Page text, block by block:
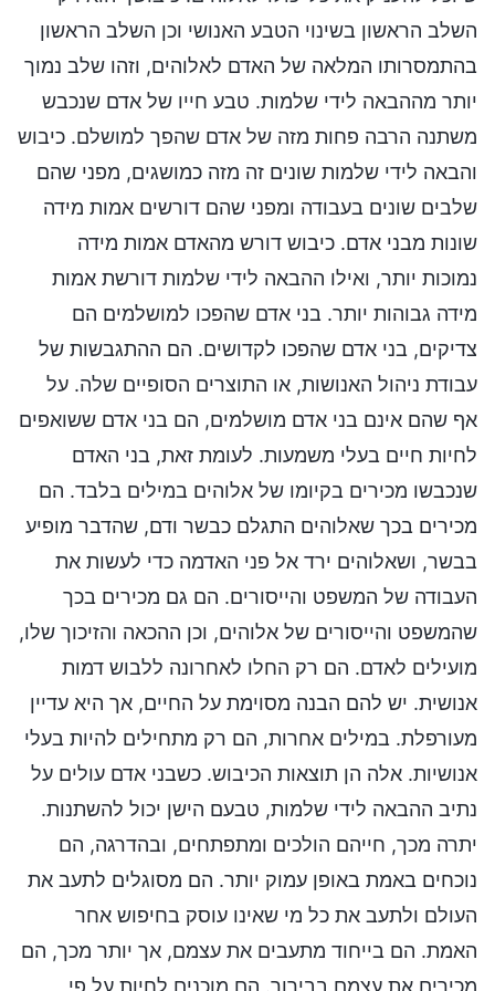
השלב הראשון בשינוי הטבע האנושי וכן השלב הראשון
בהתמסרותו המלאה של האדם לאלוהים, וזהו שלב נמוך
יותר מההבאה לידי שלמות. טבע חייו של אדם שנכבש
משתנה הרבה פחות מזה של אדם שהפך למושלם. כיבוש
והבאה לידי שלמות שונים זה מזה כמושגים, מפני שהם
שלבים שונים בעבודה ומפני שהם דורשים אמות מידה
שונות מבני אדם. כיבוש דורש מהאדם אמות מידה
נמוכות יותר, ואילו ההבאה לידי שלמות דורשת אמות
מידה גבוהות יותר. בני אדם שהפכו למושלמים הם
צדיקים, בני אדם שהפכו לקדושים. הם ההתגבשות של
עבודת ניהול האנושות, או התוצרים הסופיים שלה. על
אף שהם אינם בני אדם מושלמים, הם בני אדם ששואפים
לחיות חיים בעלי משמעות. לעומת זאת, בני האדם
שנכבשו מכירים בקיומו של אלוהים במילים בלבד. הם
מכירים בכך שאלוהים התגלם כבשר ודם, שהדבר מופיע
בבשר, ושאלוהים ירד אל פני האדמה כדי לעשות את
העבודה של המשפט והייסורים. הם גם מכירים בכך
שהמשפט והייסורים של אלוהים, וכן ההכאה והזיכוך שלו,
מועילים לאדם. הם רק החלו לאחרונה ללבוש דמות
אנושית. יש להם הבנה מסוימת על החיים, אך היא עדיין
מעורפלת. במילים אחרות, הם רק מתחילים להיות בעלי
אנושיות. אלה הן תוצאות הכיבוש. כשבני אדם עולים על
נתיב ההבאה לידי שלמות, טבעם הישן יכול להשתנות.
יתרה מכך, חייהם הולכים ומתפתחים, ובהדרגה, הם
נוכחים באמת באופן עמוק יותר. הם מסוגלים לתעב את
העולם ולתעב את כל מי שאינו עוסק בחיפוש אחר
האמת. הם בייחוד מתעבים את עצמם, אך יותר מכך, הם
מכירים את עצמם בבירור. הם מוכנים לחיות על פי